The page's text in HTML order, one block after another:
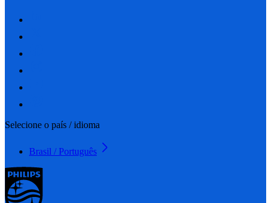
Selecione o país / idioma
Brasil / Português